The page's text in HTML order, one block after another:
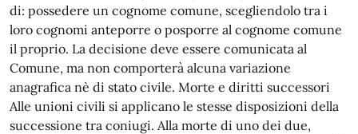
di: possedere un cognome comune, scegliendolo tra i
loro cognomi anteporre o posporre al cognome comune
il proprio. La decisione deve essere comunicata al
Comune, ma non comporterà alcuna variazione
anagrafica nè di stato civile. Morte e diritti successori
Alle unioni civili si applicano le stesse disposizioni della
successione tra coniugi. Alla morte di uno dei due,